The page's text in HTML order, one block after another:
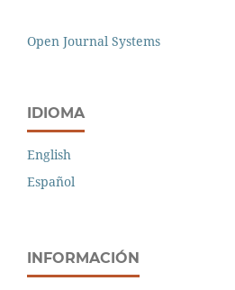
Open Journal Systems
IDIOMA
English
Español
INFORMACIÓN